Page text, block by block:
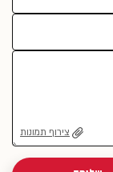
צירוף תמונות